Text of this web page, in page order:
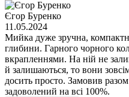
Єгор Буренко
11.05.2024
Мийка дуже зручна,
глибини. Гарного чорного
вкрапленнями. На ній не
й залишаються, то вони
досить просто. Замовив
задоволений на всі 100%.